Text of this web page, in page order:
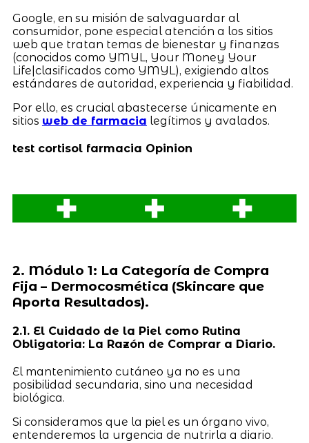
Google, en su misión de salvaguardar al
consumidor, pone especial atención a los sitios
web que tratan temas de bienestar y finanzas
(conocidos como YMYL, Your Money Your
Life|clasificados como YMYL), exigiendo altos
estándares de autoridad, experiencia y fiabilidad.
Por ello, es crucial abastecerse únicamente en
sitios web de farmacia legítimos y avalados.
test cortisol farmacia Opinion
2. Módulo 1: La Categoría de Compra
Fija – Dermocosmética (Skincare que
Aporta Resultados).
2.1. El Cuidado de la Piel como Rutina
Obligatoria: La Razón de Comprar a Diario.
El mantenimiento cutáneo ya no es una
posibilidad secundaria, sino una necesidad
biológica.
Si consideramos que la piel es un órgano vivo,
entenderemos la urgencia de nutrirla a diario.